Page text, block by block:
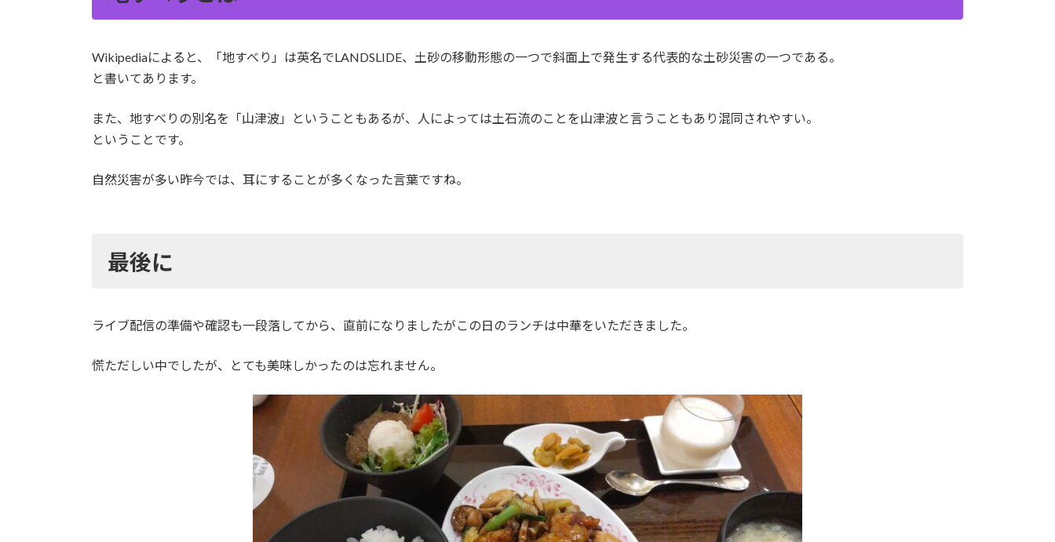
Wikipediaによると、「地すべり」は英名でLANDSLIDE、土砂の移動形態の一つで斜面上で発生する代表的な土砂災害の一つである。
と書いてあります。
また、地すべりの別名を「山津波」ということもあるが、人によっては土石流のことを山津波と言うこともあり混同されやすい。
ということです。
自然災害が多い昨今では、耳にすることが多くなった言葉ですね。
最後に
ライブ配信の準備や確認も一段落してから、直前になりましたがこの日のランチは中華をいただきました。
慌ただしい中でしたが、とても美味しかったのは忘れません。